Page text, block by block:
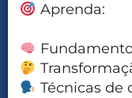
Aprenda:
Técnicas de